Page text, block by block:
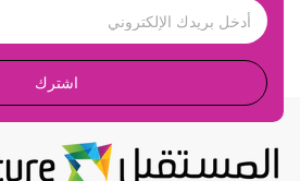
اشترك